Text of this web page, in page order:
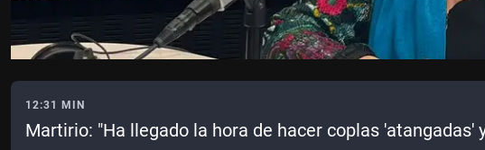
12:31 MIN
Martirio: "Ha llegado la hora de hacer coplas 'atangadas'